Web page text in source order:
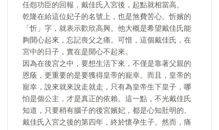
任怨功臣的回報，戴佳氏入宮後，起點就相當高。
乾隆在給這位妃子的名號上，也是煞費苦心。忻嬪的
「忻」字，就表示歡欣高興。他大概是希望戴佳氏能
夠開心起來，忘記喪父之痛。可惜，這個戴佳氏，在
宮中的日子，實在是開心不起來。
因為在後宮之中，要想生活下來，不僅是靠著父親的
恩蔭，更重要的是要獲得皇帝的寵幸。而且，皇帝的
寵幸，說來就來說走就走，只有為皇帝生下皇子，哪
怕是個公主，才是真正的依賴。這一點，不光戴佳氏
知道，只要稍有腦子的後宮嬪妃，都是心知肚明的。
戴佳氏入宮之後的第四年，終於懷孕生子。然而，痛